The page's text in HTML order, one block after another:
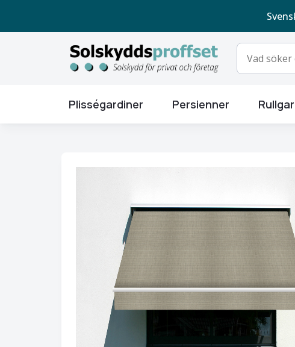
Plisségardiner Persienner